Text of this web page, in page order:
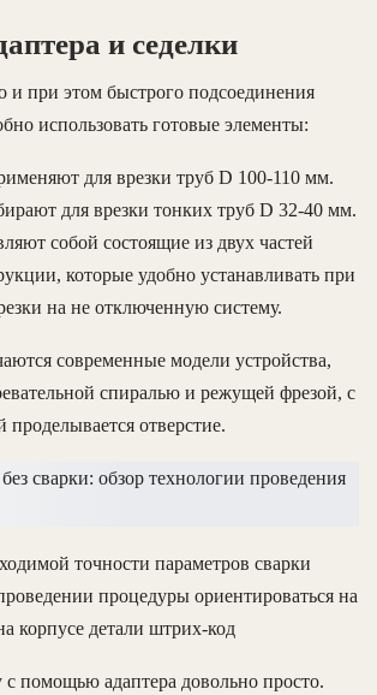
и седелки
и при этом быстрого подсоединения
использовать готовые элементы:
для врезки труб D 100-110 мм.
для врезки тонких труб D 32-40 мм.
собой состоящие из двух частей
которые удобно устанавливать при
на не отключенную систему.
современные модели устройства,
спиралью и режущей фрезой, с
отверстие.
точности параметров сварки
процедуры ориентироваться на
корпусе детали штрих-код
с помощью адаптера довольно просто.